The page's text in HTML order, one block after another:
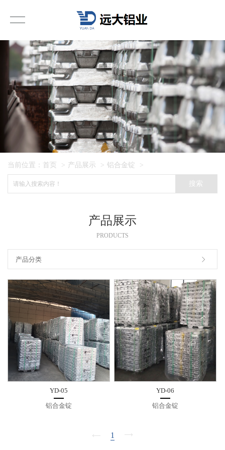
当前位置： 首页 > 产品展示 > 铝合金锭 >
搜索
产品展示
PRODUCTS
产品分类
YD-05
铝合金锭
YD-06
铝合金锭
1